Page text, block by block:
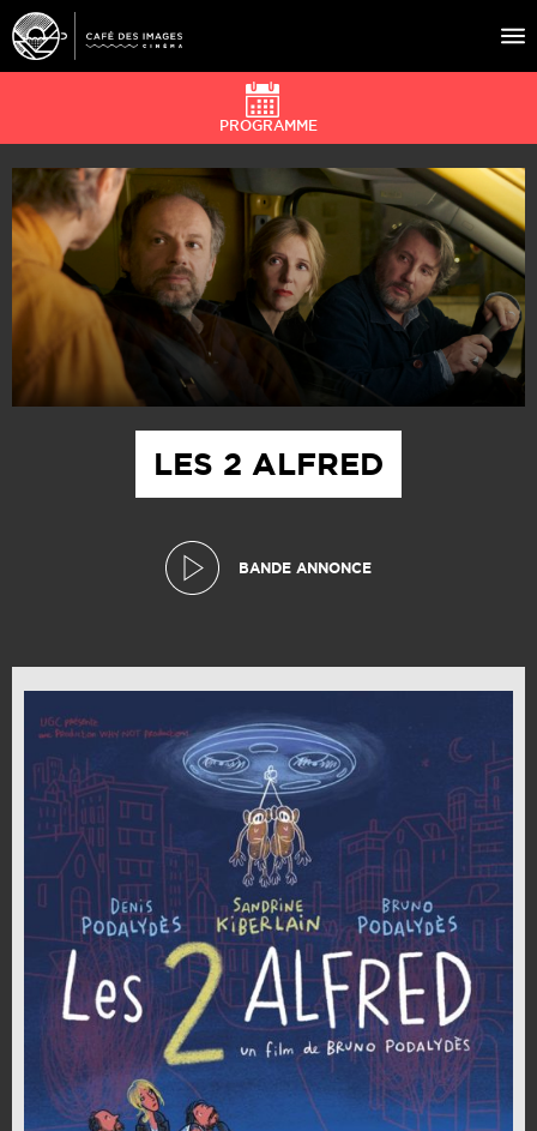
À L’AFFICHE
ÉVÉNEMENTS
CAFÉ DU CINÉ
PRATIQUE
ÉDUCATION AUX IMAGES
LES 2 ALFRED
BANDE ANNONCE
PROGRAMME